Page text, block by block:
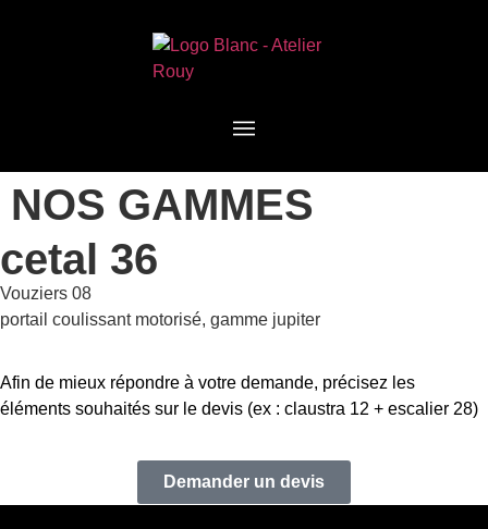
NOS GAMMES
cetal 36
Vouziers 08
portail coulissant motorisé, gamme jupiter
Afin de mieux répondre à votre demande, précisez les
éléments souhaités sur le devis (ex : claustra 12 + escalier 28)
Demander un devis